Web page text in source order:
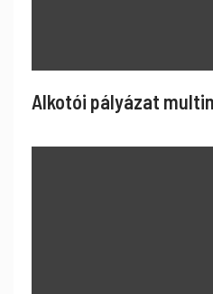
Alkotói pályázat